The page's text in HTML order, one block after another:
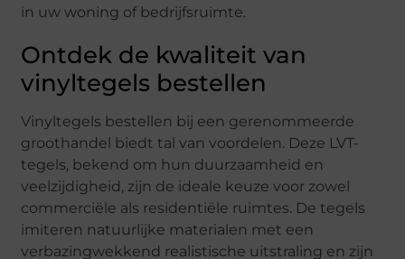
in uw woning of bedrijfsruimte.
Ontdek de kwaliteit van
vinyltegels bestellen
Vinyltegels bestellen bij een gerenommeerde
groothandel biedt tal van voordelen. Deze LVT-
tegels, bekend om hun duurzaamheid en
veelzijdigheid, zijn de ideale keuze voor zowel
commerciële als residentiële ruimtes. De tegels
imiteren natuurlijke materialen met een
verbazingwekkend realistische uitstraling en zijn